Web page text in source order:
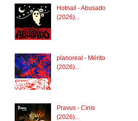
Hotnail - Abusado
(2026)...
planoreal - Mérito
(2026)...
Pravus - Cinis
(2026)...